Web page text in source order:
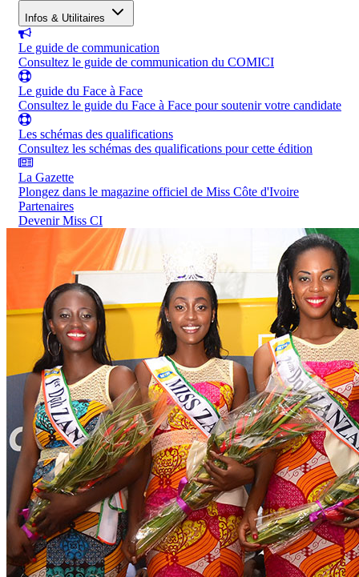
Infos & Utilitaires
Le guide de communication
Consultez le guide de communication du COMICI
Le guide du Face à Face
Consultez le guide du Face à Face pour soutenir votre candidate
Les schémas des qualifications
Consultez les schémas des qualifications pour cette édition
La Gazette
Plongez dans le magazine officiel de Miss Côte d'Ivoire
Partenaires
Devenir Miss CI